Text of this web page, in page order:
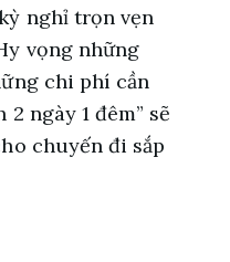
nghỉ trọn vẹn
vọng những
chi phí cần
ngày 1 đêm” sẽ
chuyến đi sắp